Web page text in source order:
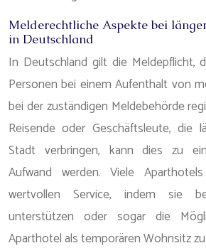
Melderechtliche Aspekte bei
in Deutschland
In Deutschland gilt die Meldepflicht,
Personen bei einem Aufenthalt von
bei der zuständigen Meldebehörde
Reisende oder Geschäftsleute, die
Stadt verbringen, kann dies zu
Aufwand werden. Viele
wertvollen Service, indem sie
unterstützen oder sogar die
Aparthotel als temporären Wohnsitz